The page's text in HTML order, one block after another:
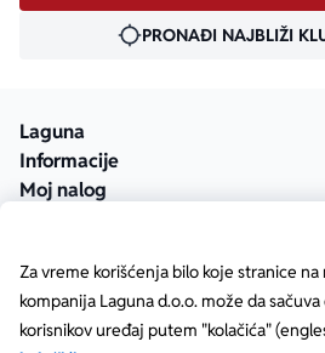
Za vreme korišćenja bilo koje stranice
kompanija Laguna d.o.o. može da
korisnikov uređaj putem "kolačića"
PRONAĐI NAJBLIŽI
Laguna
Informacije
Moj nalog